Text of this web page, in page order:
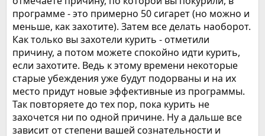
программе - это примерно 50 сигарет (но можно и
меньше, как захотите). Затем все делать наоборот.
Как только вы захотели курить - отметили
причину, а потом можете спокойно идти курить,
если захотите. Ведь к этому времени некоторые
старые убеждения уже будут подорваны и на их
место придут новые эффективные из программы.
Так повторяете до тех пор, пока курить не
захочется ни по одной причине. Ну а дальше все
зависит от степени вашей сознательности и